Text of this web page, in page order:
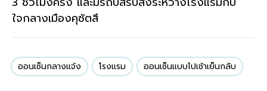
ใจกลางเมืองคุซัตสึ
ออนเซ็นกลางแจ้ง โรงแรม ออนเซ็นแบบไปเช้าเย็นกลับ